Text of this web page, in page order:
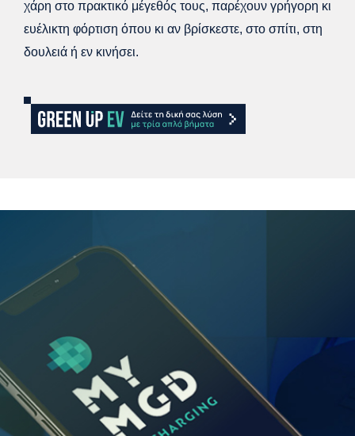
χάρη στο πρακτικό μέγεθός τους, παρέχουν γρήγορη κι
ευέλικτη φόρτιση όπου κι αν βρίσκεστε, στο σπίτι, στη
δουλειά ή εν κινήσει.